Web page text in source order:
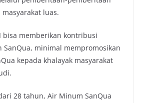
luas.
bisa memberikan kontribusi
SanQua, minimal mempromosikan
kepada khalayak masyarakat
28 tahun, Air Minum SanQua